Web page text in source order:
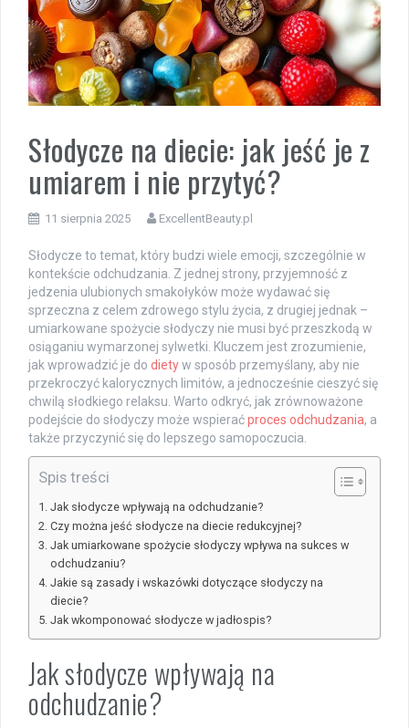
Słodycze na diecie: jak jeść je z
umiarem i nie przytyć?
11 sierpnia 2025 ExcellentBeauty.pl
Słodycze to temat, który budzi wiele emocji, szczególnie w
kontekście odchudzania. Z jednej strony, przyjemność z
jedzenia ulubionych smakołyków może wydawać się
sprzeczna z celem zdrowego stylu życia, z drugiej jednak –
umiarkowane spożycie słodyczy nie musi być przeszkodą w
osiąganiu wymarzonej sylwetki. Kluczem jest zrozumienie,
jak wprowadzić je do dietyw sposób przemyślany, aby nie
przekroczyć kalorycznych limitów, a jednocześnie cieszyć się
chwilą słodkiego relaksu. Warto odkryć, jak zrównoważone
podejście do słodyczy może wspieraćproces odchudzania, a
także przyczynić się do lepszego samopoczucia.
Spis treści
Jak słodycze wpływają na odchudzanie?
Czy można jeść słodycze na diecie redukcyjnej?
Jak umiarkowane spożycie słodyczy wpływa na sukces w
odchudzaniu?
Jakie są zasady i wskazówki dotyczące słodyczy na
diecie?
Jak wkomponować słodycze w jadłospis?
Jak słodycze wpływają na
odchudzanie?